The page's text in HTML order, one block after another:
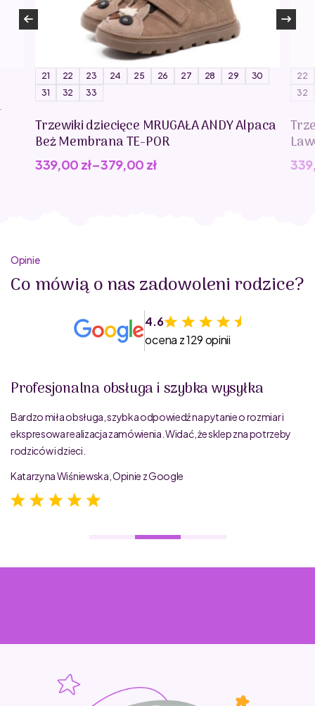
21 22 23 24 25 26 27 28 29
30
31
32 33
Trzewiki dziecięce MRUGAŁA ANDY Alpaca
Beż Membrana TE-POR
339,00 zł–379,00 zł
22
32
Opinie
Co mówią o nas zadowoleni rodzice?
4.6
ocena z 129 opinii
Profesjonalna obsługa i szybka wysyłka
Bardzo miła obsługa, szybka odpowiedź na pytanie o rozmiar i
ekspresowa realizacja zamówienia. Widać, że sklep zna potrzeby
rodziców i dzieci.
Katarzyna Wiśniewska, Opinie z Google